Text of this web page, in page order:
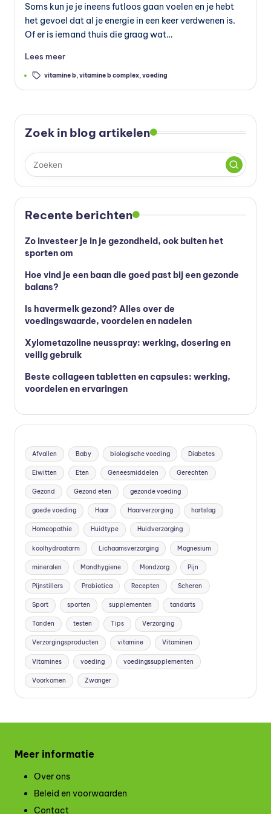
s
s
p
m
n
t
e
vi
t
a
m
e
k
o
p
e
n
?
Soms kun je je ineens futloos gaan voelen en je hebt
het gevoel dat al je energie in een keer verdwenen is.
Of er is iemand thuis die graag wat…
Lees meer
Tags: vitamine b,vitamine b complex,voeding
Zoek in blog artikelen
Recente berichten
Zo investeer je in je gezondheid, ook buiten het
sporten om
Hoe vind je een baan die goed past bij een gezonde
balans?
Is havermelk gezond? Alles over de
voedingswaarde, voordelen en nadelen
Xylometazoline neusspray: werking, dosering en
veilig gebruik
Beste collageen tabletten en capsules: werking,
voordelen en ervaringen
Afvallen Baby biologische voeding Diabetes
Eiwitten Eten Geneesmiddelen Gerechten
Gezond Gezond eten gezonde voeding
goede voeding Haar Haarverzorging hartslag
Homeopathie Huidtype Huidverzorging
koolhydraatarm Lichaamsverzorging Magnesium
mineralen Mondhygiene Mondzorg Pijn
Pijnstillers Probiotica Recepten Scheren
Sport sporten supplementen tandarts
Tanden testen Tips Verzorging
Verzorgingsproducten vitamine Vitaminen
Vitamines voeding voedingssupplementen
Voorkomen Zwanger
Meer informatie
Over ons
Beleid en voorwaarden
Contact